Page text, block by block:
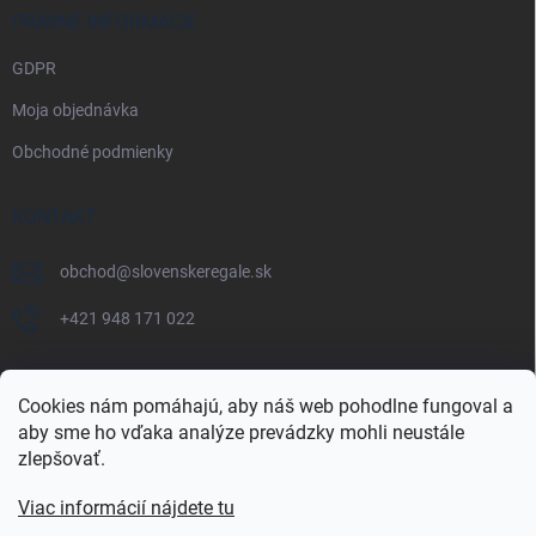
Cookies nám pomáhajú, aby náš web pohodlne fungoval a
aby sme ho vďaka analýze prevádzky mohli neustále
zlepšovať.
Viac informácií nájdete tu
PRÁVNE INFORMÁCIE
GDPR
Moja objednávka
Obchodné podmienky
KONTAKT
obchod@slovenskeregale.sk
+421 948 171 022
Najnakup.sk Heureka.sk Pricemania.sk